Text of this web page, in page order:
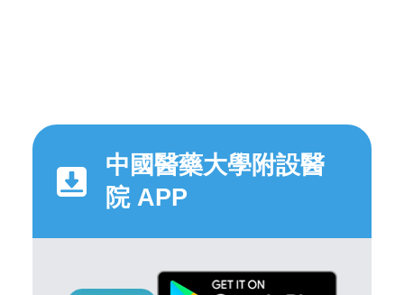
中國醫藥大學附設醫
院 APP